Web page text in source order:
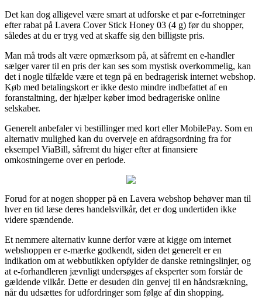
Det kan dog alligevel være smart at udforske et par e-forretninger
efter rabat på Lavera Cover Stick Honey 03 (4 g) før du shopper,
således at du er tryg ved at skaffe sig den billigste pris.
Man må trods alt være opmærksom på, at såfremt en e-handler
sælger varer til en pris der kan ses som mystisk overkommelig, kan
det i nogle tilfælde være et tegn på en bedragerisk internet webshop.
Køb med betalingskort er ikke desto mindre indbefattet af en
foranstaltning, der hjælper køber imod bedrageriske online
selskaber.
Generelt anbefaler vi bestillinger med kort eller MobilePay. Som en
alternativ mulighed kan du overveje en afdragsordning fra for
eksempel ViaBill, såfremt du higer efter at finansiere
omkostningerne over en periode.
Forud for at nogen shopper på en Lavera webshop behøver man til
hver en tid læse deres handelsvilkår, det er dog undertiden ikke
videre spændende.
Et nemmere alternativ kunne derfor være at kigge om internet
webshoppen er e-mærke godkendt, siden det generelt er en
indikation om at webbutikken opfylder de danske retningslinjer, og
at e-forhandleren jævnligt undersøges af eksperter som forstår de
gældende vilkår. Dette er desuden din genvej til en håndsrækning,
når du udsættes for udfordringer som følge af din shopping.